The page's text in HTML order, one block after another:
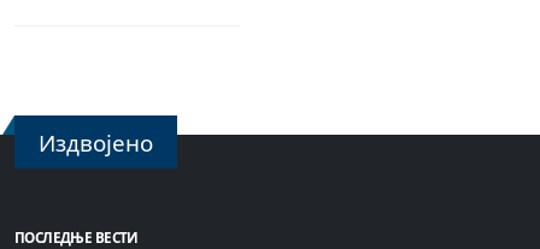
Издвојено
ПОСЛЕДЊЕ ВЕСТИ